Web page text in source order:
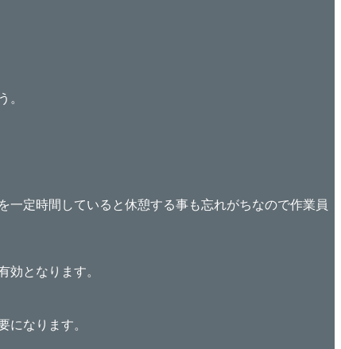
一定時間していると休憩する事も忘れがちなので作業員
効となります。
になります。